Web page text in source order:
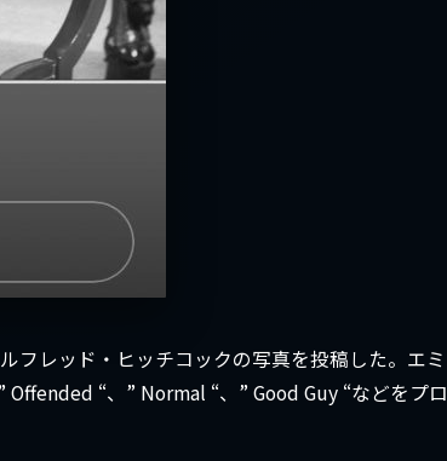
フレッド・ヒッチコックの写真を投稿した。エミ
“、” Normal “、” Good Guy “などをプロ